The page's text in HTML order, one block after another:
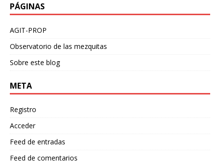
PÁGINAS
AGIT-PROP
Observatorio de las mezquitas
Sobre este blog
META
Registro
Acceder
Feed de entradas
Feed de comentarios